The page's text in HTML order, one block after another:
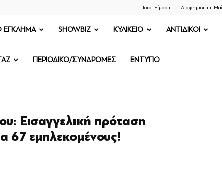
Ποιοι Είμαστε Διαφημιστείτε
ΕΓΚΛΗΜΑ SHOWBIZ ΚΥΛΙΚΕΙΟ ΑΝΤΙΔΙΚΟΙ
ΠΕΡΙΟΔΙΚΟ/ΣΥΝΔΡΟΜΕΣ ΕΝΤΥΠΟ
Εισαγγελική πρόταση
67 εμπλεκομένους!